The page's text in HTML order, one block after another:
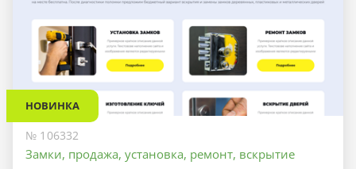
НОВИНКА
№ 106332
Замки, продажа, установка, ремонт, вскрытие